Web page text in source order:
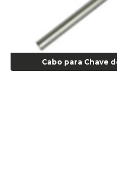
Alicate Universal - Cod 01718
Alicate Universal 8" Gedore -
Anel Centralizador Fiat 4 pçs
Anel Centralizador Ford 4pçs
Anel Centralizador Peugeot
Anel Centralizador Renault
Anel Centralizador Toyota
Anel Centralizador VW 4pçs
Anel de vedação Jumbo OR-
Cabo para Chave